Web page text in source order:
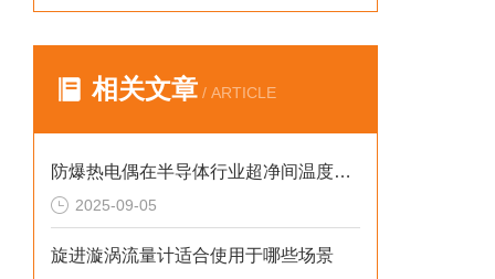
相关文章 / ARTICLE
防爆热电偶在半导体行业超净间温度控制中的技术原理与应用价值
2025-09-05
旋进漩涡流量计适合使用于哪些场景